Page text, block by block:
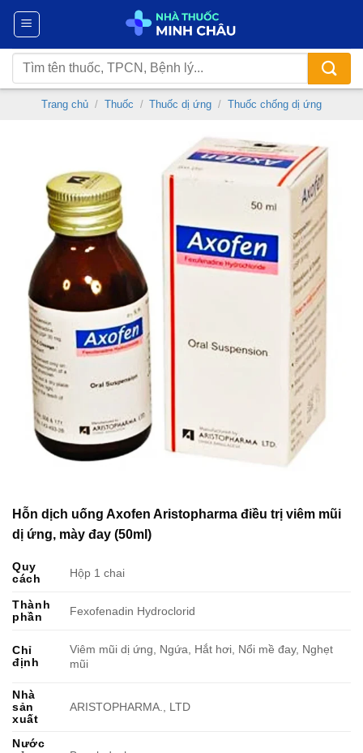
Chuyển
nội
dung
Tìm
kiếm:
Trang chủ / Thuốc / Thuốc dị ứng / Thuốc chống dị ứng
Hỗn dịch uống Axofen Aristopharma điều trị viêm mũi
dị ứng, mày đay (50ml)
Quy
cách
Hộp 1 chai
Thành
phần
Fexofenadin Hydroclorid
Chỉ
định
Viêm mũi dị ứng, Ngứa, Hắt hơi, Nổi mề đay, Nghẹt
mũi
Nhà
sản
xuất
ARISTOPHARMA., LTD
Nước